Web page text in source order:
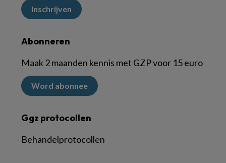
Inschrijven
Abonneren
Maak 2 maanden kennis met GZP voor 15 euro
Word abonnee
Ggz protocollen
Behandelprotocollen